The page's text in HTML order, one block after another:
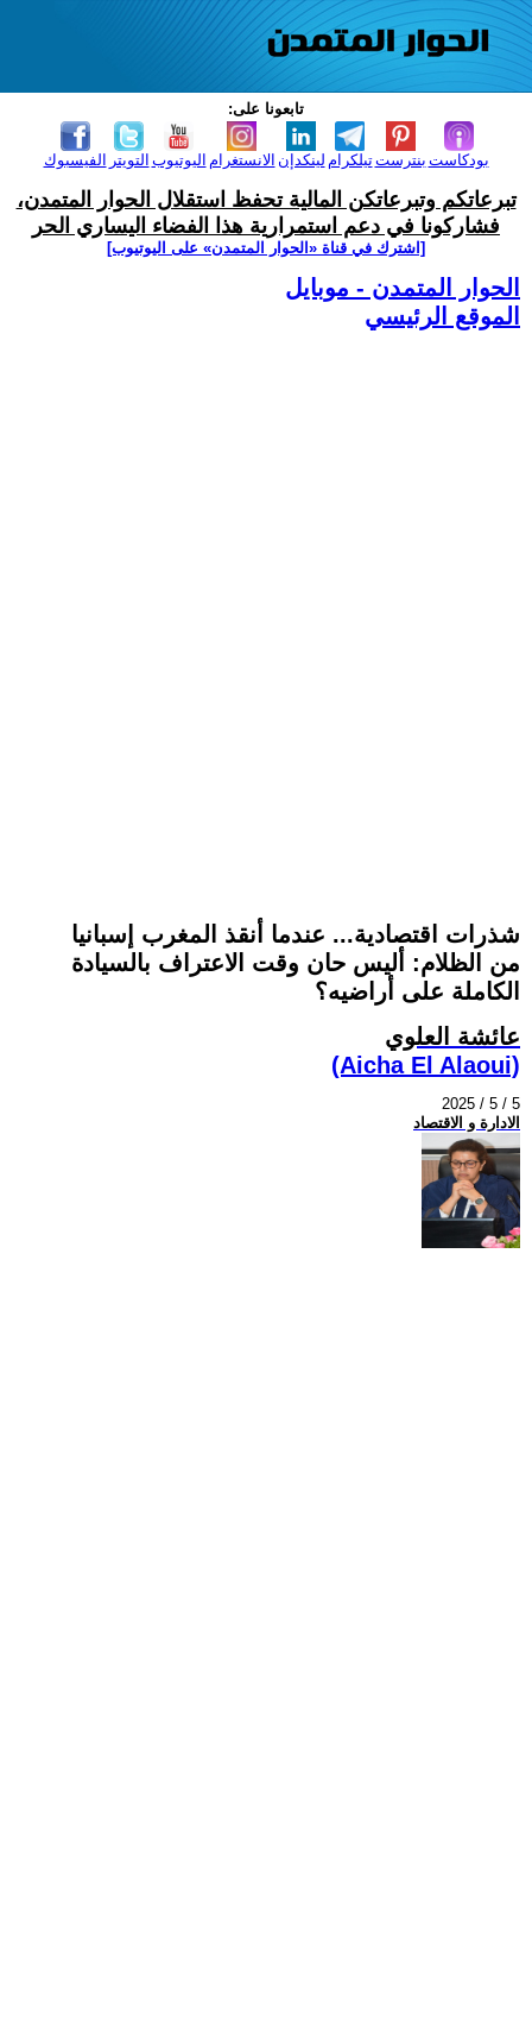
تابعونا على:
الفيسبوك التويتر اليوتيوب الانستغرام لينكدإن تيلكرامبنترست بودكاست
تبرعاتكم وتبرعاتكن المالية تحفظ استقلال الحوار المتمدن،
فشاركونا في دعم استمرارية هذا الفضاء اليساري الحر
[اشترك في قناة ‫«الحوار المتمدن» على اليوتيوب]
الحوار المتمدن - موبايل
الموقع الرئيسي
شذرات اقتصادية... عندما أنقذ المغرب إسبانيا
من الظلام: أليس حان وقت الاعتراف بالسيادة
الكاملة على أراضيه؟
عائشة العلوي
(Aicha El Alaoui)
2025 / 5 / 5
الادارة و الاقتصاد